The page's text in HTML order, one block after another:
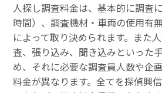
人探し調査料金は、基本的に調査
時間）、調査機材・車両の使用有
によって取り決められます。また
査、張り込み、聞き込みといった
め、それに必要な調査員人数や企
料金が異なります。全てを探偵興